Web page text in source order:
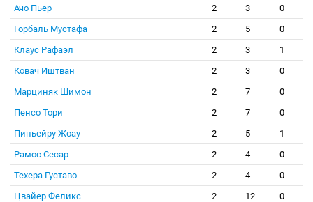
Ачо Пьер
2 3
0
Горбаль Мустафа
2 5
0
Клаус Рафаэл
2 3
1
Ковач Иштван
2 3
0
Марциняк Шимон
2 7
0
Пенсо Тори
2 7
0
Пиньейру Жоау
2 5
1
Рамос Сесар
2 4
0
Техера Густаво
2 4
0
Цвайер Феликс
2 12
0